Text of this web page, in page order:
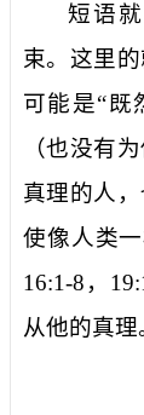
短语
束。这里的
可能是“既
（也没有
真理的人
使像人类
16:1-8 ，
从他的真理